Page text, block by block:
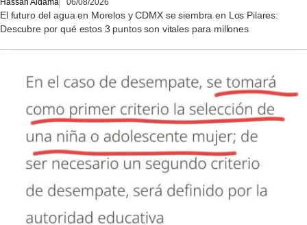
Hassan Aldama 06/08/2026
El futuro del agua en Morelos y CDMX se siembra en Los Pilares:
Descubre por qué estos 3 puntos son vitales para millones